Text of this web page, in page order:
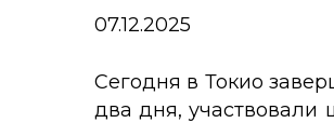
07.12.2025
Сегодня в Токио
два дня, участвовали